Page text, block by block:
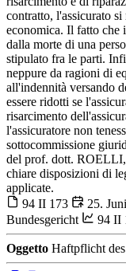
contratto, l'assicurato
economica. Il fatto che
dalla morte di una
stipulato fra le parti.
neppure da ragioni di
all'indennità versando
essere ridotti se
risarcimento
l'assicuratore non
sottocommissione
del prof. dott. ROELLI,
chiare disposizioni di
applicate.
94 II 173
25.
Bundesgericht
94 II
Oggetto Haftpflicht